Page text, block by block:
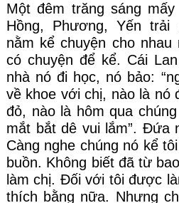
Một đêm trăng sáng
Hồng, Phương, Yến
nằm kể chuyện cho
có chuyện để kể. Cái
nhà nó đi học, nó bảo:
về khoe với chị, nào là nó
đỏ, nào là hôm qua
mắt bắt dê vui lắm”. Đứa
Càng nghe chúng nó kể
buồn. Không biết đã từ
làm chị. Đối với tôi được
thích bằng nữa. Nhưng